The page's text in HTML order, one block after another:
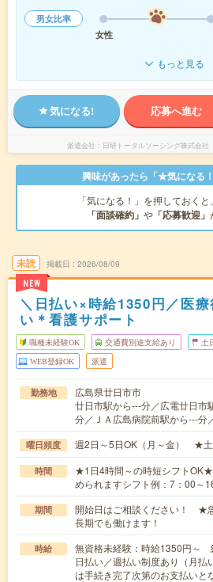
男女比率
女性
もっと見る
気になる! 応募へ進む
派遣会社 日研トータルソーシング株式会
興味があったら「★気になる
「気になる！」を押しておく
「面談確約」 や 「応募歓迎」
未読
NEW
掲載日 2026/08/09
＼日払い×時給1350円／医
い＊看護サポート
職種未経験OK 交通費別途支給あり 土
WEB登録OK 派遣
勤務地
広島県廿日市市
廿日市駅から---分／広電廿日市
分／ＪＡ広島病院前駅から---分
曜日頻度 週2日～5日OK（月～金） ★土
時間
★1日4時間～の時短シフト
められますシフト例：7：00～
期間
開始日はご相談ください！ ★
長期でも働けます！
時給
無資格未経験：時給1350円
日払い／週払い制度あり（月
は手続き完了次第のお支払いと